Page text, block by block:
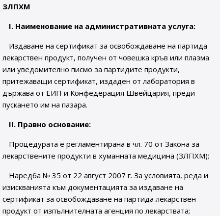
ЗЛПХМ
I. Наименование на административната услуга:
Издаване на сертификат за освобождаване на партида
лекарствен продукт, получен от човешка кръв или плазма
или уведомително писмо за партидите продукти,
притежаващи сертификат, издаден от лаборатория в
държава от ЕИП и Конфедерация Швейцария, преди
пускането им на пазара.
II. Правно основание:
Процедурата е регламентирана в чл. 70 от Закона за
лекарствените продукти в хуманната медицина (ЗЛПХМ);
Наредба № 35 от 22 август 2007 г. За условията, реда и
изискванията към документацията за издаване на
сертификат за освобождаване на партида лекарствен
продукт от изпълнителната агенция по лекарствата;